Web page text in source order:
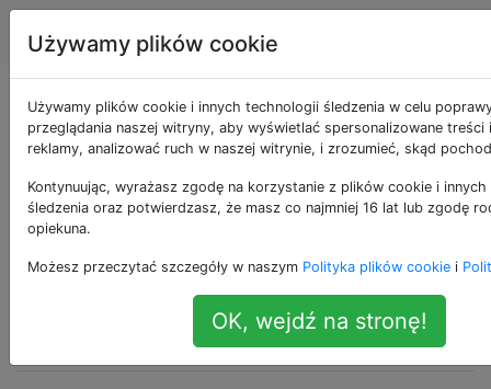
Magento Tagi
Problem
ImportExport z
nowym destruktorem
Używamy plików cookie
Używamy plików cookie i innych technologii śledzenia w celu
przeglądania naszej witryny, aby wyświetlać spersonalizowane treści
reklamy, analizować ruch w naszej witrynie, i zrozumieć, skąd
Kontynuując, wyrażasz zgodę na korzystanie z plików cookie i
śledzenia oraz potwierdzasz, że masz co najmniej 16 lat lub zgodę
opiekuna.
Możesz przeczytać szczegóły w naszym Polityka plików cookie i
OK, wejdź na stronę!